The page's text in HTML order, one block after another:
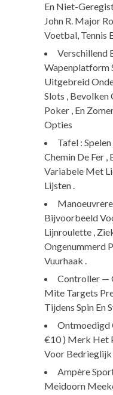
En Niet-
John R. Major
Voetbal, Tennis
Verschillend
Wapenplatform
Uitgebreid
Slots , Bevolken
Poker , En
Opties
Tafel :
Chemin De Fer
Variabele Met
Lijsten .
Bijvoorbeeld
Lijnroulette ,
Ongenummerd
Vuurhaak .
Controller —
Mite Targets
Tijdens Spin En
Ontmoedigd
€10 ) Merk Het
Voor Bedrieglijk
Ampère
Meidoorn